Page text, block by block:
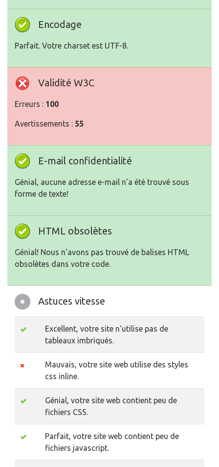
Encodage
Parfait. Votre charset est UTF-8.
Validité W3C
Erreurs : 100
Avertissements : 55
E-mail confidentialité
Génial, aucune adresse e-mail n'a été trouvé sous
forme de texte!
HTML obsolètes
Génial! Nous n'avons pas trouvé de balises HTML
obsolètes dans votre code.
Astuces vitesse
Excellent, votre site n'utilise pas de
tableaux imbriqués.
Mauvais, votre site web utilise des styles
css inline.
Génial, votre site web contient peu de
fichiers CSS.
Parfait, votre site web contient peu de
fichiers javascript.